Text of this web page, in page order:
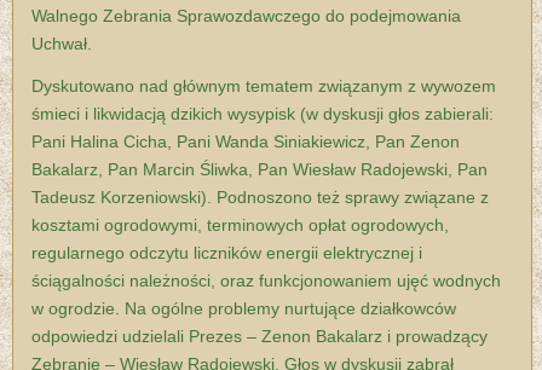
Walnego Zebrania Sprawozdawczego do podejmowania
Uchwał.
Dyskutowano nad głównym tematem związanym z wywozem
śmieci i likwidacją dzikich wysypisk (w dyskusji głos zabierali:
Pani Halina Cicha, Pani Wanda Siniakiewicz, Pan Zenon
Bakalarz, Pan Marcin Śliwka, Pan Wiesław Radojewski, Pan
Tadeusz Korzeniowski). Podnoszono też sprawy związane z
kosztami ogrodowymi, terminowych opłat ogrodowych,
regularnego odczytu liczników energii elektrycznej i
ściągalności należności, oraz funkcjonowaniem ujęć wodnych
w ogrodzie. Na ogólne problemy nurtujące działkowców
odpowiedzi udzielali Prezes – Zenon Bakalarz i prowadzący
Zebranie – Wiesław Radojewski. Głos w dyskusji zabrał